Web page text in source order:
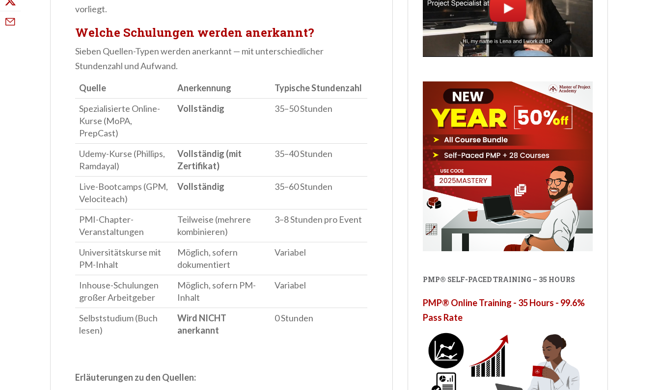
vorliegt.
Welche Schulungen werden anerkannt?
Sieben Quellen-Typen werden anerkannt — mit unterschiedlicher
Stundenzahl und Aufwand.
Quelle Anerkennung
Typische Stundenzahl
Spezialisierte Online-
Kurse (MoPA,
PrepCast)
Vollständig 35–50 Stunden
Udemy-Kurse (Phillips,
Ramdayal)
Vollständig (mit
Zertifikat)
35–40 Stunden
Live-Bootcamps (GPM,
Velociteach)
Vollständig 35–60 Stunden
PMI-Chapter-
Veranstaltungen
Teilweise (mehrere
kombinieren)
3–8 Stunden pro Event
Universitätskurse mit
PM-Inhalt
Möglich, sofern
dokumentiert
Variabel
Inhouse-Schulungen
großer Arbeitgeber
Möglich, sofern PM-
Inhalt
Variabel
Selbststudium (Buch
lesen)
Wird NICHT
anerkannt
0 Stunden
Erläuterungen zu den Quellen:
PMP® SELF-PACED TRAINING – 35 HOURS
PMP® Online Training - 35 Hours - 99.6%
Pass Rate